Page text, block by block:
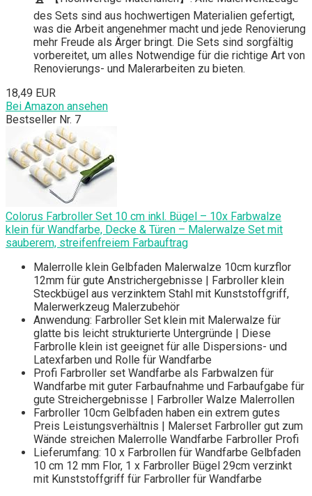
des Sets sind aus hochwertigen Materialien gefertigt,
was die Arbeit angenehmer macht und jede Renovierung
mehr Freude als Ärger bringt. Die Sets sind sorgfältig
vorbereitet, um alles Notwendige für die richtige Art von
Renovierungs- und Malerarbeiten zu bieten.
18,49 EUR
Bei Amazon ansehen
Bestseller Nr. 7
Colorus Farbroller Set 10 cm inkl. Bügel – 10x Farbwalze
klein für Wandfarbe, Decke & Türen – Malerwalze Set mit
sauberem, streifenfreiem Farbauftrag
Malerrolle klein Gelbfaden Malerwalze 10cm kurzflor
12mm für gute Anstrichergebnisse | Farbroller klein
Steckbügel aus verzinktem Stahl mit Kunststoffgriff,
Malerwerkzeug Malerzubehör
Anwendung: Farbroller Set klein mit Malerwalze für
glatte bis leicht strukturierte Untergründe | Diese
Farbrolle klein ist geeignet für alle Dispersions- und
Latexfarben und Rolle für Wandfarbe
Profi Farbroller set Wandfarbe als Farbwalzen für
Wandfarbe mit guter Farbaufnahme und Farbaufgabe für
gute Streichergebnisse | Farbroller Walze Malerrollen
Farbroller 10cm Gelbfaden haben ein extrem gutes
Preis Leistungsverhältnis | Malerset Farbroller gut zum
Wände streichen Malerrolle Wandfarbe Farbroller Profi
Lieferumfang: 10 x Farbrollen für Wandfarbe Gelbfaden
10 cm 12 mm Flor, 1 x Farbroller Bügel 29cm verzinkt
mit Kunststoffgriff für Farbroller für Wandfarbe